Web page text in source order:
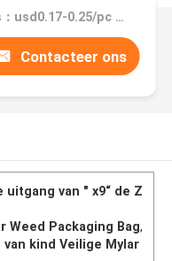
Prijs：usd0.17-0.25/pc FOB China
Contacteer ons
uitgang van " x9“ de Z
Weed Packaging Bag,
van kind Veilige Mylar